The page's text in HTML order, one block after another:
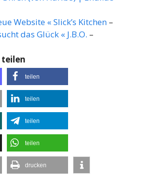
Website « Slick’s Kitchen –
das Glück « J.B.O. –
teilen
teilen
teilen
teilen
teilen
drucken